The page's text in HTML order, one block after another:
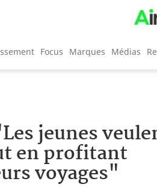
Focus Marques Médias
jeunes
en profitant
voyages"